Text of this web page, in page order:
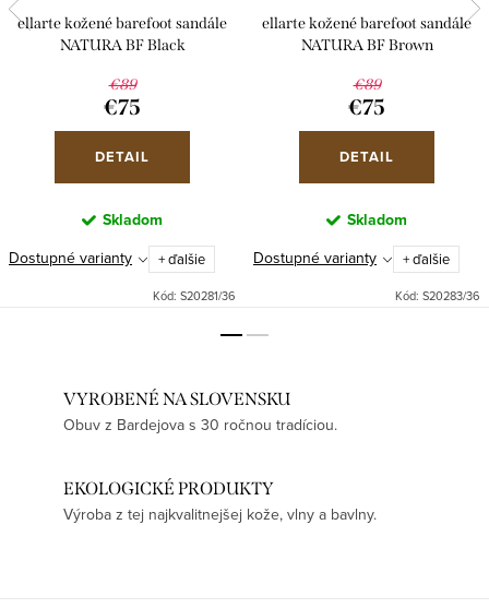
ellarte kožené barefoot sandále
NATURA BF Black
€89
€75
DETAIL
Skladom
Dostupné varianty + ďalšie
Kód: S20281/36
ellarte kožené barefoot sandále
NATURA BF Brown
€89
€75
DETAIL
Skladom
Dostupné varianty + ďalšie
Kód: S20283/36
VYROBENÉ NA SLOVENSKU
Obuv z Bardejova s 30 ročnou tradíciou.
EKOLOGICKÉ PRODUKTY
Výroba z tej najkvalitnejšej kože, vlny a bavlny.